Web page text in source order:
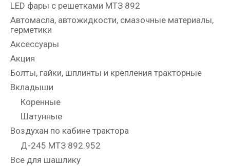
LED фары с решетками МТЗ 892
Автомасла, автожидкости, смазочные материалы,
герметики
Аксессуары
Акция
Болты, гайки, шплинты и крепления тракторные
Вкладыши
Коренные
Шатунные
Воздухан по кабине трактора
Д-245 МТЗ 892.952
Все для шашлику